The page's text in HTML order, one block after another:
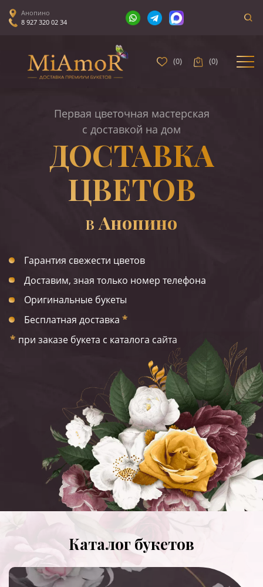
Анопино
8 927 320 02 34
(0) (0)
Первая цветочная мастерская
с доставкой на дом
ДОСТАВКА
ЦВЕТОВ
В Анопино
Гарантия свежести цветов
Доставим, зная только номер телефона
Оригинальные букеты
Бесплатная доставка *
* при заказе букета с каталога сайта
Каталог букетов